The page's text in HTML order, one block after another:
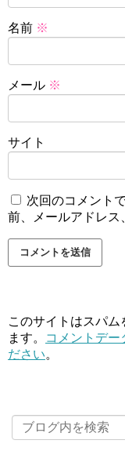
名前 ※
メール ※
サイト
次回のコメント
前、メールアドレス
このサイトはスパ
ます。
コメントデー
ださい。